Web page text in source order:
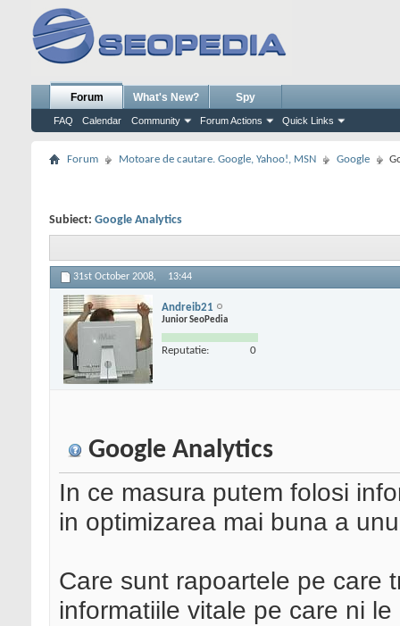
Forum
FAQ Calendar Community Forum Actions Quick Links
What's New? Spy
Forum Motoare de cautare. Google, Yahoo!, MSN Google
Subiect: Google Analytics
31st October 2008, 13:44
Andreib21
Junior SeoPedia
Reputatie: 0
Google Analytics
In ce masura putem folosi
in optimizarea mai buna a
Care sunt rapoartele pe care
informatiile vitale pe care ni